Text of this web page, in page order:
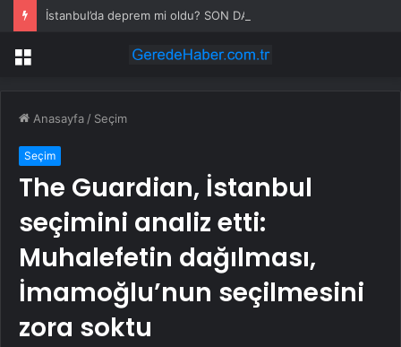
Menü
Anasayfa / Seçim
Seçim
The Guardian, İstanbul
seçimini analiz etti:
Muhalefetin dağılması,
İmamoğlu’nun seçilmesini
zora soktu